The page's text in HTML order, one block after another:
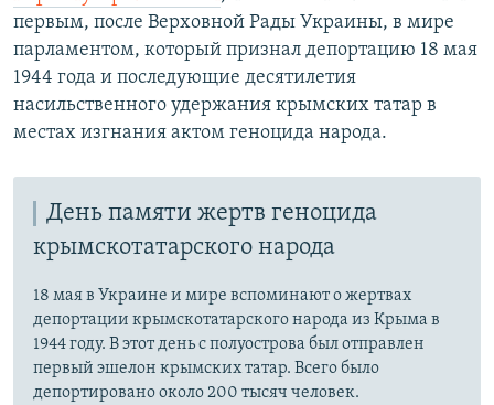
первым, после Верховной Рады Украины, в мире
парламентом, который признал депортацию 18 мая
1944 года и последующие десятилетия
насильственного удержания крымских татар в
местах изгнания актом геноцида народа.
День памяти жертв геноцида
крымскотатарского народа
18 мая в Украине и мире вспоминают о жертвах
депортации крымскотатарского народа из Крыма в
1944 году. В этот день с полуострова был отправлен
первый эшелон крымских татар. Всего было
депортировано около 200 тысяч человек.